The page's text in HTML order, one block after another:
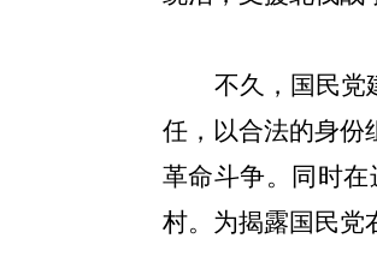
不久，国民党
任，以合法的身份
革命斗争。同时
村。为揭露国民党